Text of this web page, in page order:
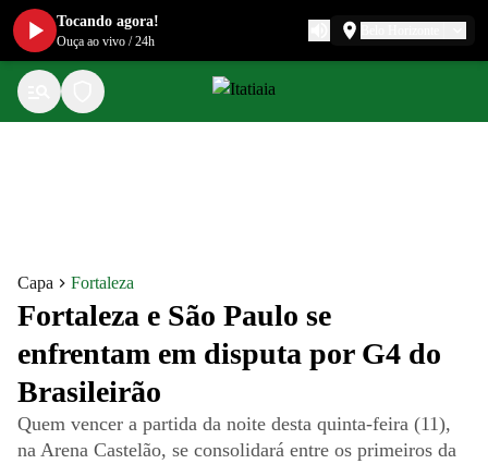
Capa Fortaleza
Fortaleza e São Paulo se
enfrentam em disputa por G4 do
Brasileirão
Quem vencer a partida da noite desta quinta-feira (11),
na Arena Castelão, se consolidará entre os primeiros da
Tocando agora!
Ouça ao vivo /24h